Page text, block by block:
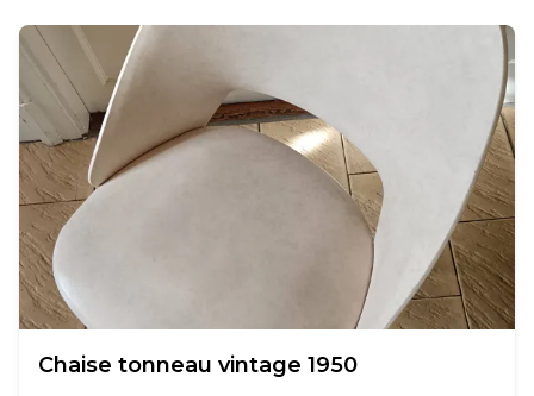
Chaise tonneau vintage 1950